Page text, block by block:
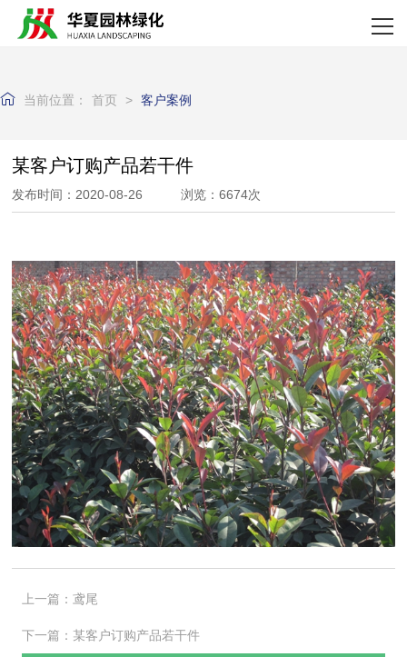
网站首页
新闻资讯
资质荣誉
企业实力
联系我们
当前位置： 首页 > 客户案例
某客户订购产品若干件
发布时间：2020-08-26 浏览：6674次
上一篇： 鸢尾
下一篇： 某客户订购产品若干件